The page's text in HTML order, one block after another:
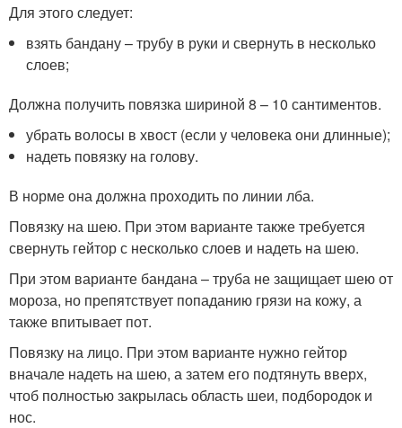
Для этого следует:
взять бандану – трубу в руки и свернуть в несколько
слоев;
Должна получить повязка шириной 8 – 10 сантиментов.
убрать волосы в хвост (если у человека они длинные);
надеть повязку на голову.
В норме она должна проходить по линии лба.
Повязку на шею. При этом варианте также требуется
свернуть гейтор с несколько слоев и надеть на шею.
При этом варианте бандана – труба не защищает шею от
мороза, но препятствует попаданию грязи на кожу, а
также впитывает пот.
Повязку на лицо. При этом варианте нужно гейтор
вначале надеть на шею, а затем его подтянуть вверх,
чтоб полностью закрылась область шеи, подбородок и
нос.